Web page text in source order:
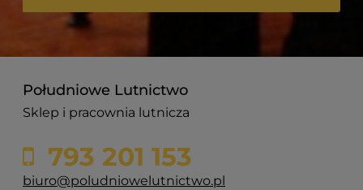
Południowe Lutnictwo
Sklep i pracownia lutnicza
793 201 153
biuro@poludniowelutnictwo.pl